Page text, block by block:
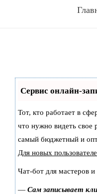
Сервис онлайн-
Тот, кто работает в
что нужно видеть свое
самый бюджетный и
Для новых
Чат-бот для мастеров
— Сам записывает